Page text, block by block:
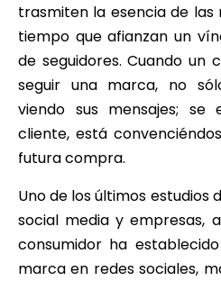
trasmiten la esencia de
tiempo que afianzan un
de seguidores. Cuando un
seguir una marca, no
viendo sus mensajes; se
cliente, está
futura compra.
Uno de los últimos estudios
social media y empresas,
consumidor ha
marca en redes sociales,